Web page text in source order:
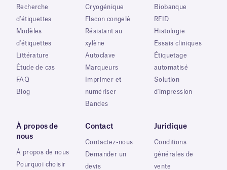
Recherche
d'étiquettes
Modèles
d'étiquettes
Littérature
Étude de cas
FAQ
Blog
Cryogénique
Flacon congelé
Résistant au
xylène
Autoclave
Marqueurs
Imprimer et
numériser
Bandes
Biobanque
RFID
Histologie
Essais cliniques
Étiquetage
automatisé
Solution
d'impression
À propos de
nous
À propos de nous
Pourquoi choisir
Contact
Contactez-nous
Demander un
devis
Juridique
Conditions
générales de
vente